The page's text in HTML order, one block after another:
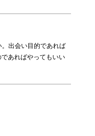
理想の関係を探し
出会い目的であれば
あればやってもいい